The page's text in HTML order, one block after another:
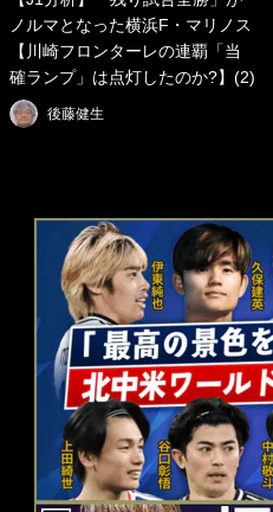
ノルマとなった横浜F・マリノス
【川崎フロンターレの連覇「当
確ランプ」は点灯したのか?】(2)
後藤健生